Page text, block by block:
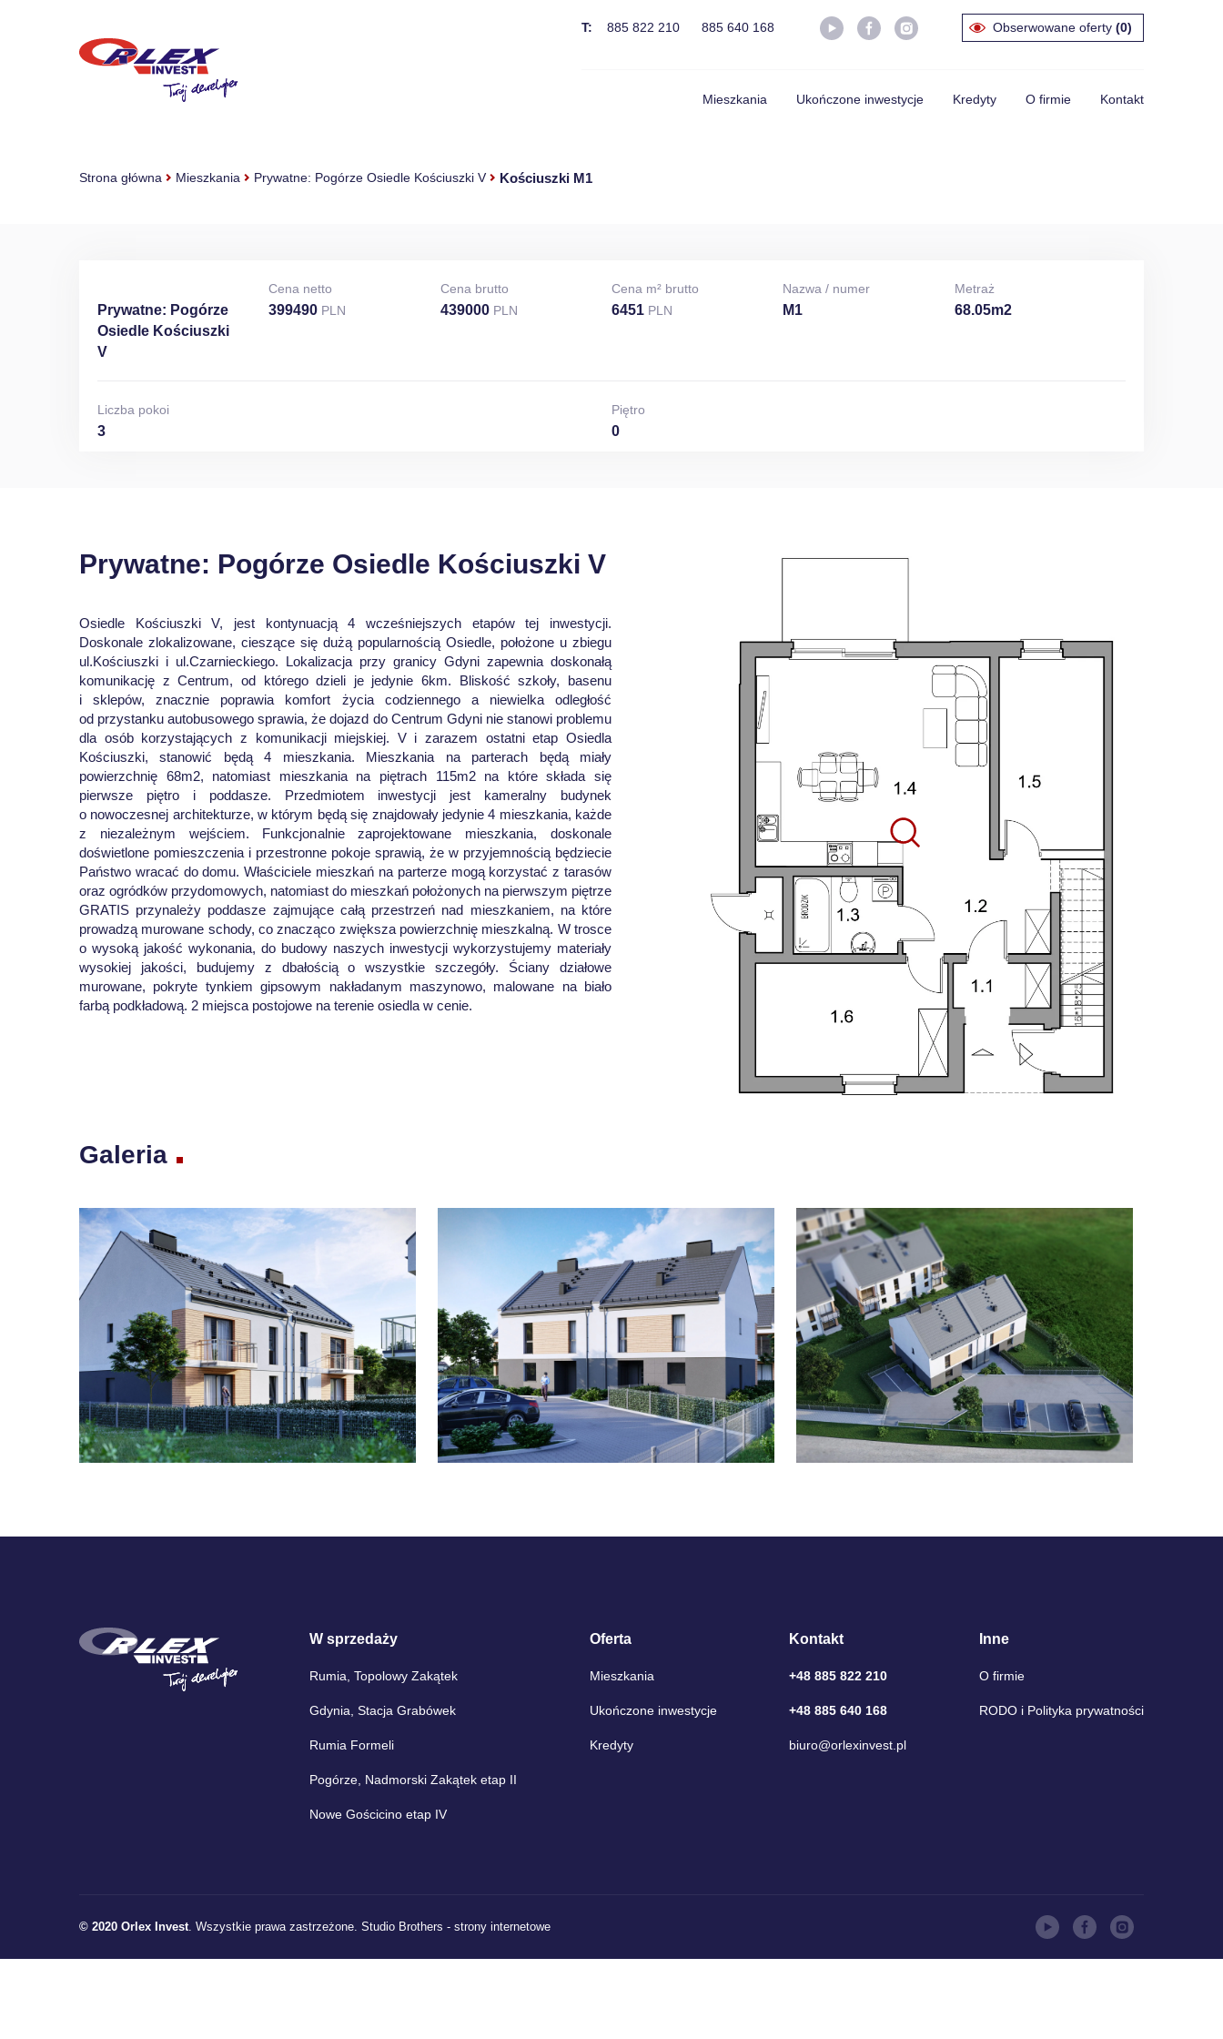
T: 885 822 210 885 640 168 Obserwowane oferty (0)
Mieszkania Ukończone inwestycje Kredyty O firmie Kontakt
Strona główna Mieszkania Prywatne: Pogórze Osiedle Kościuszki V Kościuszki M1
Prywatne: Pogórze
Osiedle Kościuszki
V
Cena netto
399490 PLN
Cena brutto
439000PLN
Cena m² brutto
6451PLN
Nazwa / numer
M1
Metraż
68.05m2
Liczba pokoi
3
Piętro
0
Prywatne: Pogórze Osiedle Kościuszki V
Osiedle Kościuszki V, jest kontynuacją 4 wcześniejszych etapów tej inwestycji.
Doskonale zlokalizowane, cieszące się dużą popularnością Osiedle, położone u zbiegu
ul.Kościuszki i ul.Czarnieckiego. Lokalizacja przy granicy Gdyni zapewnia doskonałą
komunikację z Centrum, od którego dzieli je jedynie 6km. Bliskość szkoły, basenu
i sklepów, znacznie poprawia komfort życia codziennego a niewielka odległość
od przystanku autobusowego sprawia, że dojazd do Centrum Gdyni nie stanowi problemu
dla osób korzystających z komunikacji miejskiej. V i zarazem ostatni etap Osiedla
Kościuszki, stanowić będą 4 mieszkania. Mieszkania na parterach będą miały
powierzchnię 68m2, natomiast mieszkania na piętrach 115m2 na które składa się
pierwsze piętro i poddasze. Przedmiotem inwestycji jest kameralny budynek
o nowoczesnej architekturze, w którym będą się znajdowały jedynie 4 mieszkania, każde
z niezależnym wejściem. Funkcjonalnie zaprojektowane mieszkania, doskonale
doświetlone pomieszczenia i przestronne pokoje sprawią, że w przyjemnością będziecie
Państwo wracać do domu. Właściciele mieszkań na parterze mogą korzystać z tarasów
oraz ogródków przydomowych, natomiast do mieszkań położonych na pierwszym piętrze
GRATIS przynależy poddasze zajmujące całą przestrzeń nad mieszkaniem, na które
prowadzą murowane schody, co znacząco zwiększa powierzchnię mieszkalną. W trosce
o wysoką jakość wykonania, do budowy naszych inwestycji wykorzystujemy materiały
wysokiej jakości, budujemy z dbałością o wszystkie szczegóły. Ściany działowe
murowane, pokryte tynkiem gipsowym nakładanym maszynowo, malowane na biało
farbą podkładową. 2 miejsca postojowe na terenie osiedla w cenie.
Galeria
W sprzedaży
Rumia, Topolowy Zakątek
Gdynia, Stacja Grabówek
Rumia Formeli
Pogórze, Nadmorski Zakątek etap II
Nowe Gościcino etap IV
Oferta
Mieszkania
Ukończone inwestycje
Kredyty
Kontakt
+48 885 822 210
+48 885 640 168
biuro@orlexinvest.pl
Inne
O firmie
RODO i Polityka prywatności
© 2020 Orlex Invest. Wszystkie prawa zastrzeżone. Studio Brothers - strony internetowe